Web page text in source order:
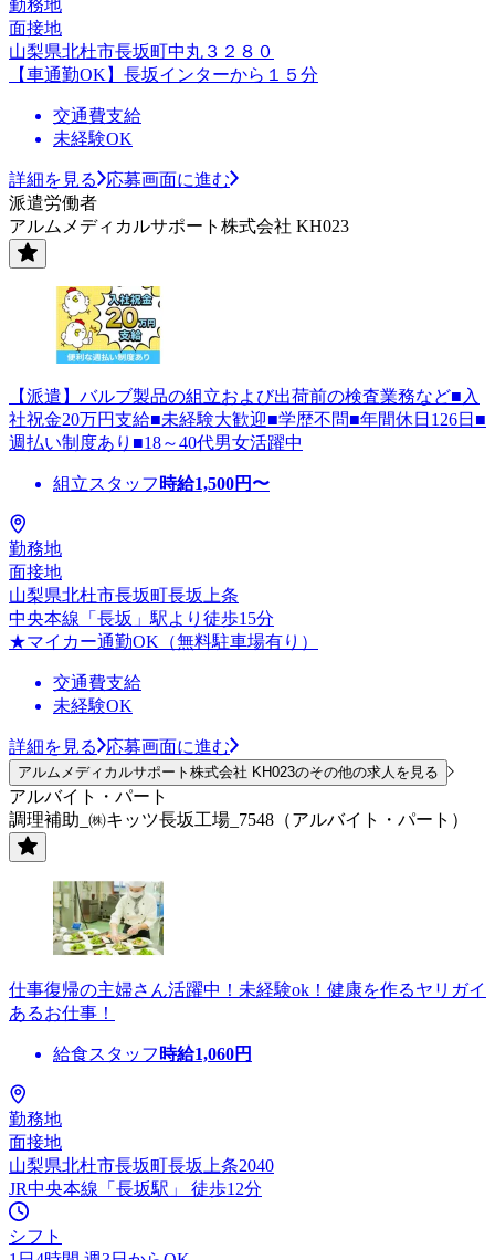
勤務地
面接地
山梨県北杜市長坂町中丸３２８０
【車通勤OK】長坂インターから１５分
交通費支給
未経験OK
詳細を見る
応募画面に進む
派遣労働者
アルムメディカルサポート株式会社 KH023
【派遣】バルブ製品の組立および出荷前の検査業務など■入
社祝金20万円支給■未経験大歓迎■学歴不問■年間休日126日■
週払い制度あり■18～40代男女活躍中
組立スタッフ 時給1,500円〜
勤務地
面接地
山梨県北杜市長坂町長坂上条
中央本線「長坂」駅より徒歩15分
★マイカー通勤OK（無料駐車場有り）
交通費支給
未経験OK
詳細を見る 応募画面に進む
アルムメディカルサポート株式会社 KH023のその他の求人を見る
アルバイト・パート
調理補助_㈱キッツ長坂工場_7548（アルバイト・パート）
仕事復帰の主婦さん活躍中！未経験ok！健康を作るヤリガイ
あるお仕事！
給食スタッフ 時給1,060円
勤務地
面接地
山梨県北杜市長坂町長坂上条2040
JR中央本線「長坂駅」 徒歩12分
シフト